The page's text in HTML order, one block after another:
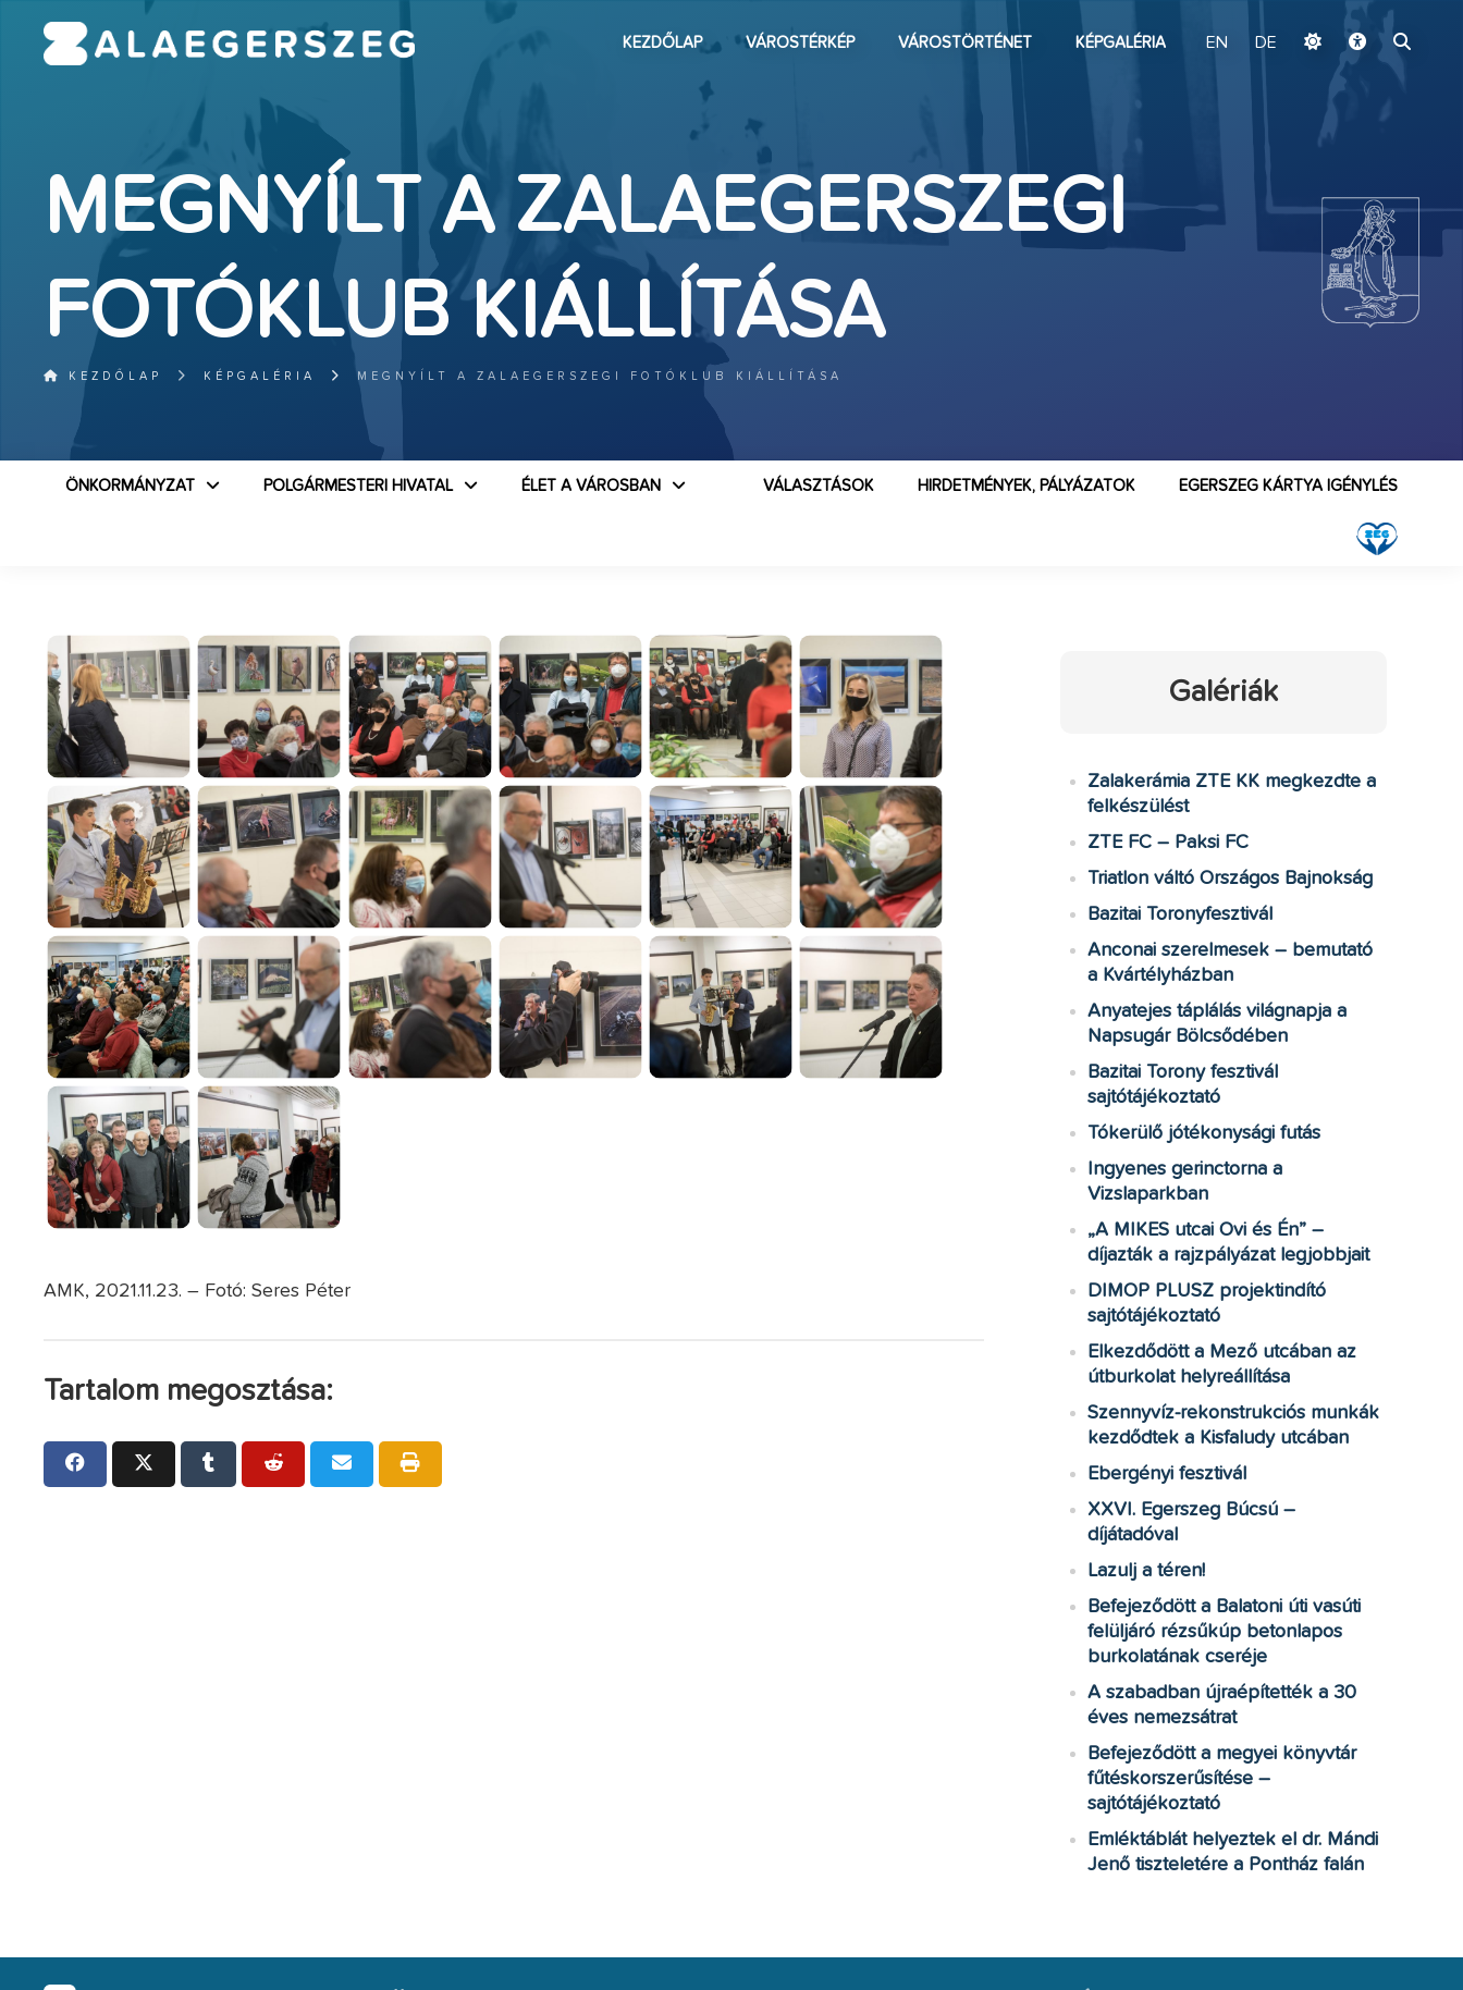
ugrás a fő tartalomhoz
KEZDŐLAP VÁROSTÉRKÉP VÁROSTÖRTÉNET KÉPGALÉRIA EN DE
MEGNYÍLT A ZALAEGERSZEGI
FOTÓKLUB KIÁLLÍTÁSA
KEZDŐLAP KÉPGALÉRIA MEGNYÍLT A ZALAEGERSZEGI FOTÓKLUB KIÁLLÍTÁSA
ÖNKORMÁNYZAT POLGÁRMESTERI HIVATAL ÉLET A VÁROSBAN EGERSZEG KÁRTYA IGÉNYLÉS
HIRDETMÉNYEK, PÁLYÁZATOK
VÁLASZTÁSOK
AMK, 2021.11.23. – Fotó: Seres Péter
Tartalom megosztása:
Galériák
Zalakerámia ZTE KK megkezdte a
felkészülést
ZTE FC – Paksi FC
Triatlon váltó Országos Bajnokság
Bazitai Toronyfesztivál
Anconai szerelmesek – bemutató
a Kvártélyházban
Anyatejes táplálás világnapja a
Napsugár Bölcsődében
Bazitai Torony fesztivál
sajtótájékoztató
Tókerülő jótékonysági futás
Ingyenes gerinctorna a
Vizslaparkban
„A MIKES utcai Ovi és Én” –
díjazták a rajzpályázat legjobbjait
DIMOP PLUSZ projektindító
sajtótájékoztató
Elkezdődött a Mező utcában az
útburkolat helyreállítása
Szennyvíz-rekonstrukciós munkák
kezdődtek a Kisfaludy utcában
Ebergényi fesztivál
XXVI. Egerszeg Búcsú –
díjátadóval
Lazulj a téren!
Befejeződött a Balatoni úti vasúti
felüljáró rézsűkúp betonlapos
burkolatának cseréje
A szabadban újraépítették a 30
éves nemezsátrat
Befejeződött a megyei könyvtár
fűtéskorszerűsítése –
sajtótájékoztató
Emléktáblát helyeztek el dr. Mándi
Jenő tiszteletére a Pontház falán